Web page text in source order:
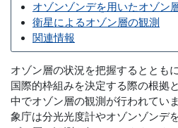
オゾンゾンデを用いたオゾン
衛星によるオゾン層の観測
関連情報
オゾン層の状況を把握するととも
国際的枠組みを決定する際の根拠
中でオゾン層の観測が行われてい
象庁は分光光度計やオゾンゾンデ